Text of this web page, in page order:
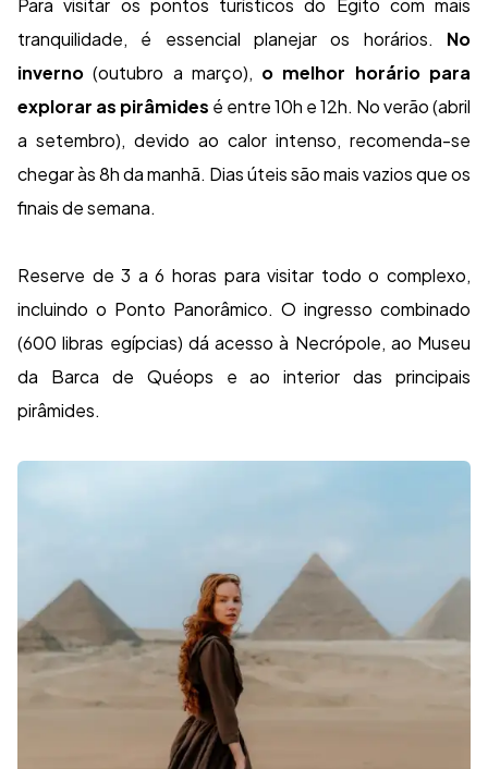
Para visitar os pontos turísticos do Egito com mais
tranquilidade, é essencial planejar os horários. No
inverno (outubro a março), o melhor horário para
explorar as pirâmides é entre 10h e 12h. No verão (abril
a setembro), devido ao calor intenso, recomenda-se
chegar às 8h da manhã. Dias úteis são mais vazios que os
finais de semana.
Reserve de 3 a 6 horas para visitar todo o complexo,
incluindo o Ponto Panorâmico. O ingresso combinado
(600 libras egípcias) dá acesso à Necrópole, ao Museu
da Barca de Quéops e ao interior das principais
pirâmides.